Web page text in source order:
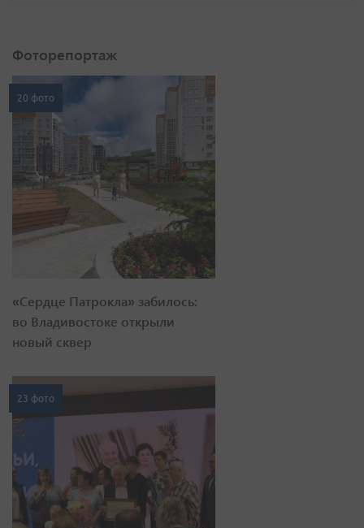
Фоторепортаж
20 фото
«Сердце Патрокла» забилось:
во Владивостоке открыли
новый сквер
23 фото